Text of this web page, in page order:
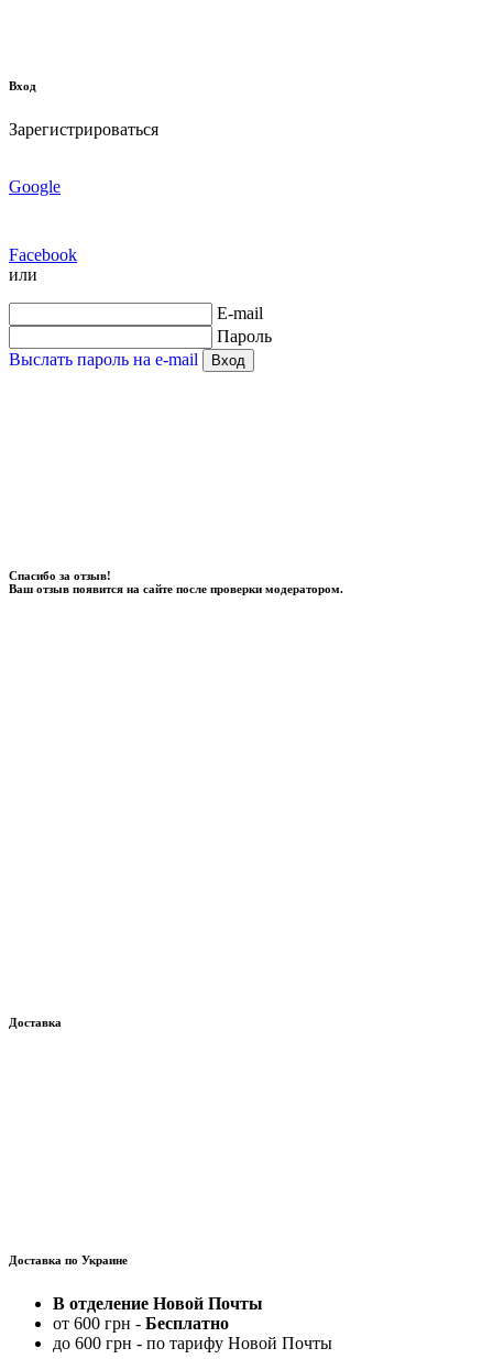
Вход
Зарегистрироваться
Google
Facebook
или
E-mail
Пароль
Выслать пароль на e-mail
Вход
Спасибо за отзыв!
Ваш отзыв появится на сайте после проверки модератором.
Доставка
Доставка по Украине
В отделение Новой Почты
от 600 грн - Бесплатно
до 600 грн - по тарифу Новой Почты